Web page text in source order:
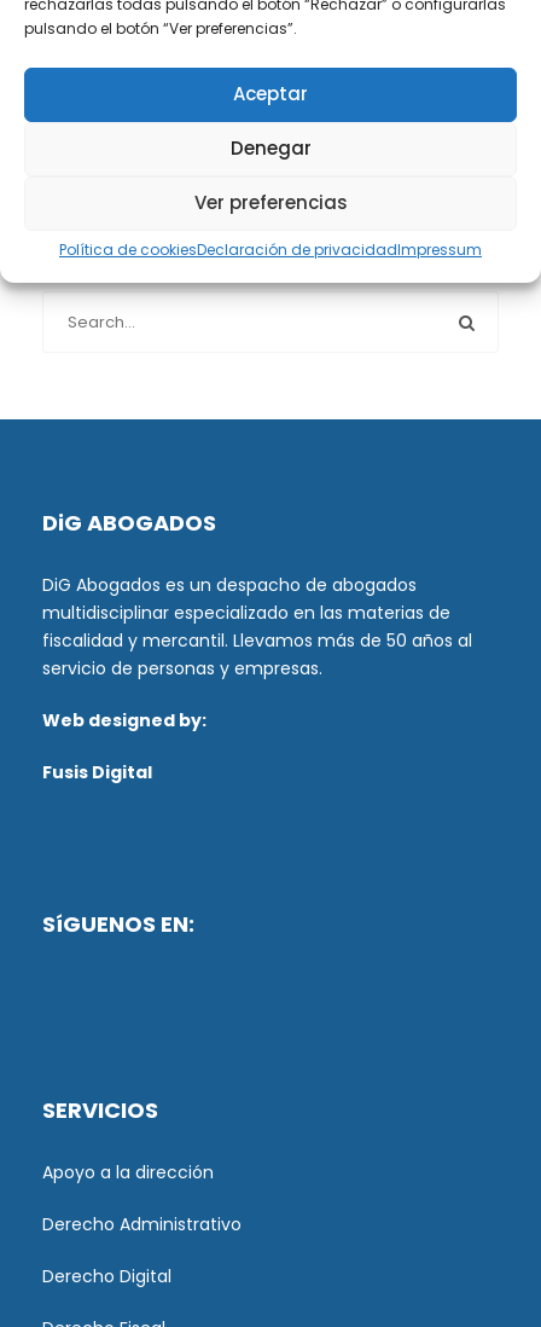
pulsando el botón “Ver preferencias”.
Aceptar
Denegar
Ver preferencias
Política de cookiesDeclaración de privacidadImpressum
Protección de datos(40)
Buscador de artículos
DiG ABOGADOS
DiG Abogados es un despacho de abogados
multidisciplinar especializado en las materias de
fiscalidad y mercantil. Llevamos más de 50 años al
servicio de personas y empresas.
Web designed by:
Fusis Digital
SíGUENOS EN:
SERVICIOS
Apoyo a la dirección
Derecho Administrativo
Derecho Digital